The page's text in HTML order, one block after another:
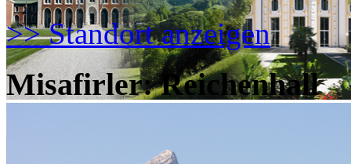
>> Standort anzeigen
Misafirler: Reichenhall